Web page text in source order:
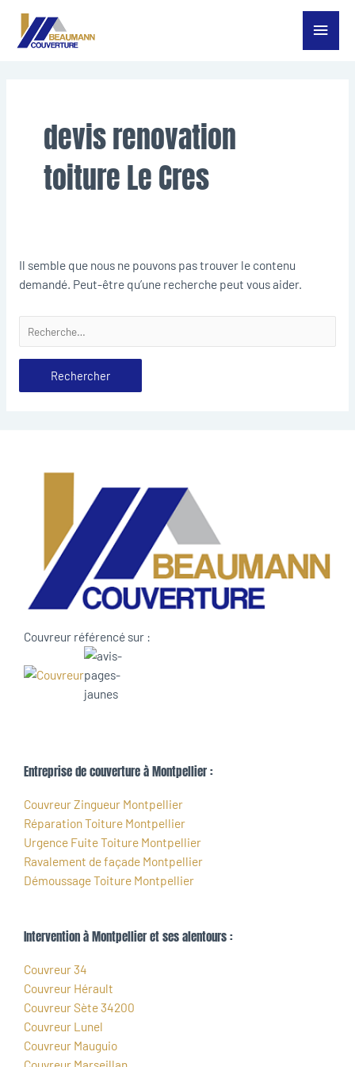
Aller
Menu
devis renovation
toiture Le Cres
Il semble que nous ne pouvons pas trouver le contenu
demandé. Peut-être qu’une recherche peut vous aider.
Couvreur référencé sur :
Entreprise de couverture à Montpellier :
Couvreur Zingueur Montpellier
Réparation Toiture Montpellier
Urgence Fuite Toiture Montpellier
Ravalement de façade Montpellier
Démoussage Toiture Montpellier
Intervention à Montpellier et ses alentours :
Couvreur 34
Couvreur Hérault
Couvreur Sète 34200
Couvreur Lunel
Couvreur Mauguio